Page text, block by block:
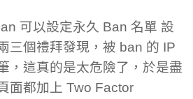
可以設定永久 Ban 名單 設
三個禮拜發現，被 ban 的 IP
，這真的是太危險了，於是盡
面都加上 Two Factor